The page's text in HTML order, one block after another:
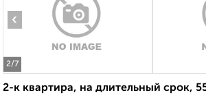
2/7
‹
2-к квартира, на длительный срок,